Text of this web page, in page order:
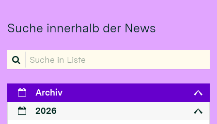
Suche innerhalb der News
Suche in Liste
Archiv
2026